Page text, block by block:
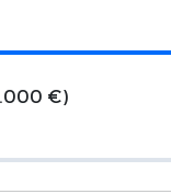
€)